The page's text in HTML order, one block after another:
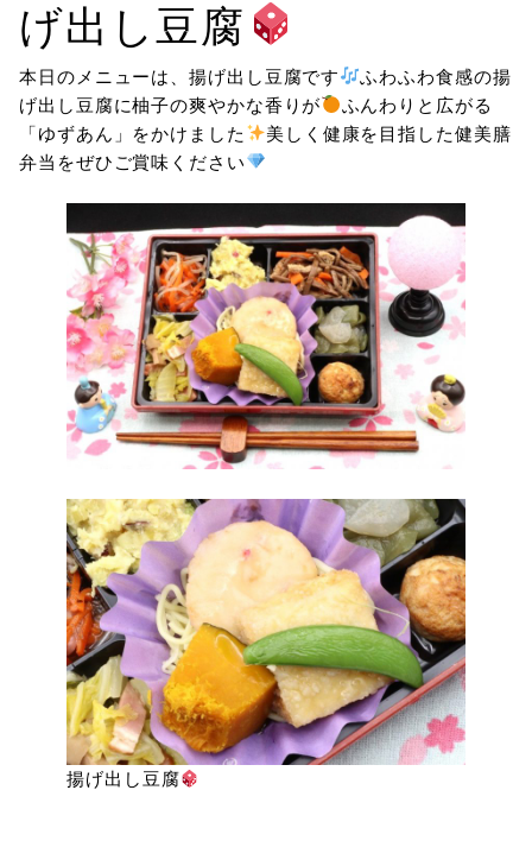
げ出し豆腐
本日のメニューは、揚げ出し豆腐です
ふわふわ食感の揚
げ出し豆腐に柚子の爽やかな香りが
ふんわりと広がる
「ゆずあん」をかけました
美しく健康を目指した健美膳
弁当をぜひご賞味ください
揚げ出し豆腐